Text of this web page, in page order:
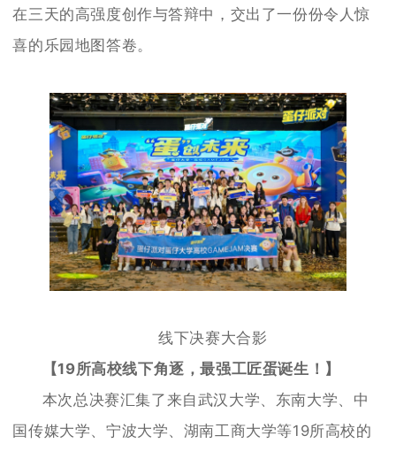
在三天的高强度创作与答辩中，交出了一份份令人惊
喜的乐园地图答卷。
线下决赛大合影
【19所高校线下角逐，最强工匠蛋诞生！】
本次总决赛汇集了来自武汉大学、东南大学、中
国传媒大学、宁波大学、湖南工商大学等19所高校的